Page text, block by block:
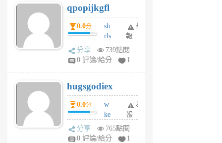
6
個
月
前
qpopijkgfl
0.0分
sh
rls
k
m
6
個
月
前
舉
報
分享
739點閱
0 評論/給分
1
hugsgodiex
0.0分
w
ke
rv
pj
舉
報
分享
765點閱
0 評論/給分
1